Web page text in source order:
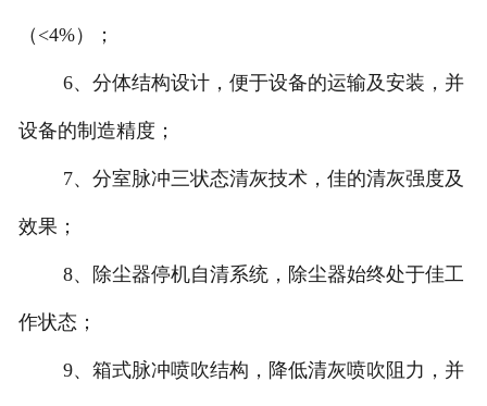
（<4%）；
6、分体结构设计，便于设备的运输及安装，并
设备的制造精度；
7、分室脉冲三状态清灰技术，佳的清灰强度及
效果；
8、除尘器停机自清系统，除尘器始终处于佳工
作状态；
9、箱式脉冲喷吹结构，降低清灰喷吹阻力，并